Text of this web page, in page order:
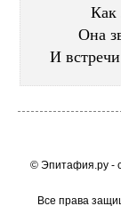
Как
Она
И
© Эпитафия.ру -
Все права